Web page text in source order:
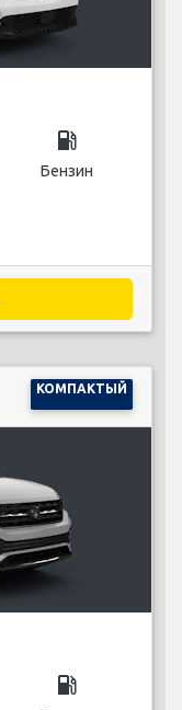
local_gas_station
Бензин
КОМПАКТЫЙ
local_gas_station